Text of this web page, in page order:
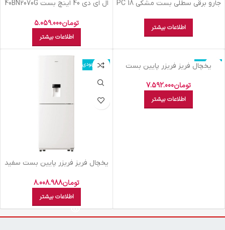
اتمام موجودی
جارو برقي سطلي بست مشکي PC 18
اطلاعات بیشتر
اتمام موجودی
ال اي دي 40 اينچ بست 40BN2070G
تومان5.059.000
اطلاعات بیشتر
اتمام موجودی
يخچال فريز فريزر پايين بست
تومان7.592.000
اطلاعات بیشتر
اتمام موجودی
يخچال فريز فريزر پايين بست سفيد
تومان8.008.988
اطلاعات بیشتر